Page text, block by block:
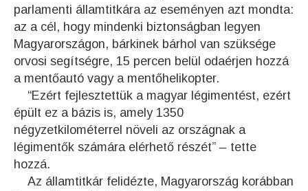
parlamenti államtitkára az eseményen azt mondta:
az a cél, hogy mindenki biztonságban legyen
Magyarországon, bárkinek bárhol van szüksége
orvosi segítségre, 15 percen belül odaérjen hozzá
a mentőautó vagy a mentőhelikopter.
“Ezért fejlesztettük a magyar légimentést, ezért
épült ez a bázis is, amely 1350
négyzetkilométerrel növeli az országnak a
légimentők számára elérhető részét” – tette
hozzá.
Az államtitkár felidézte, Magyarország korábban